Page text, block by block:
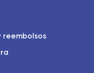
reembolsos